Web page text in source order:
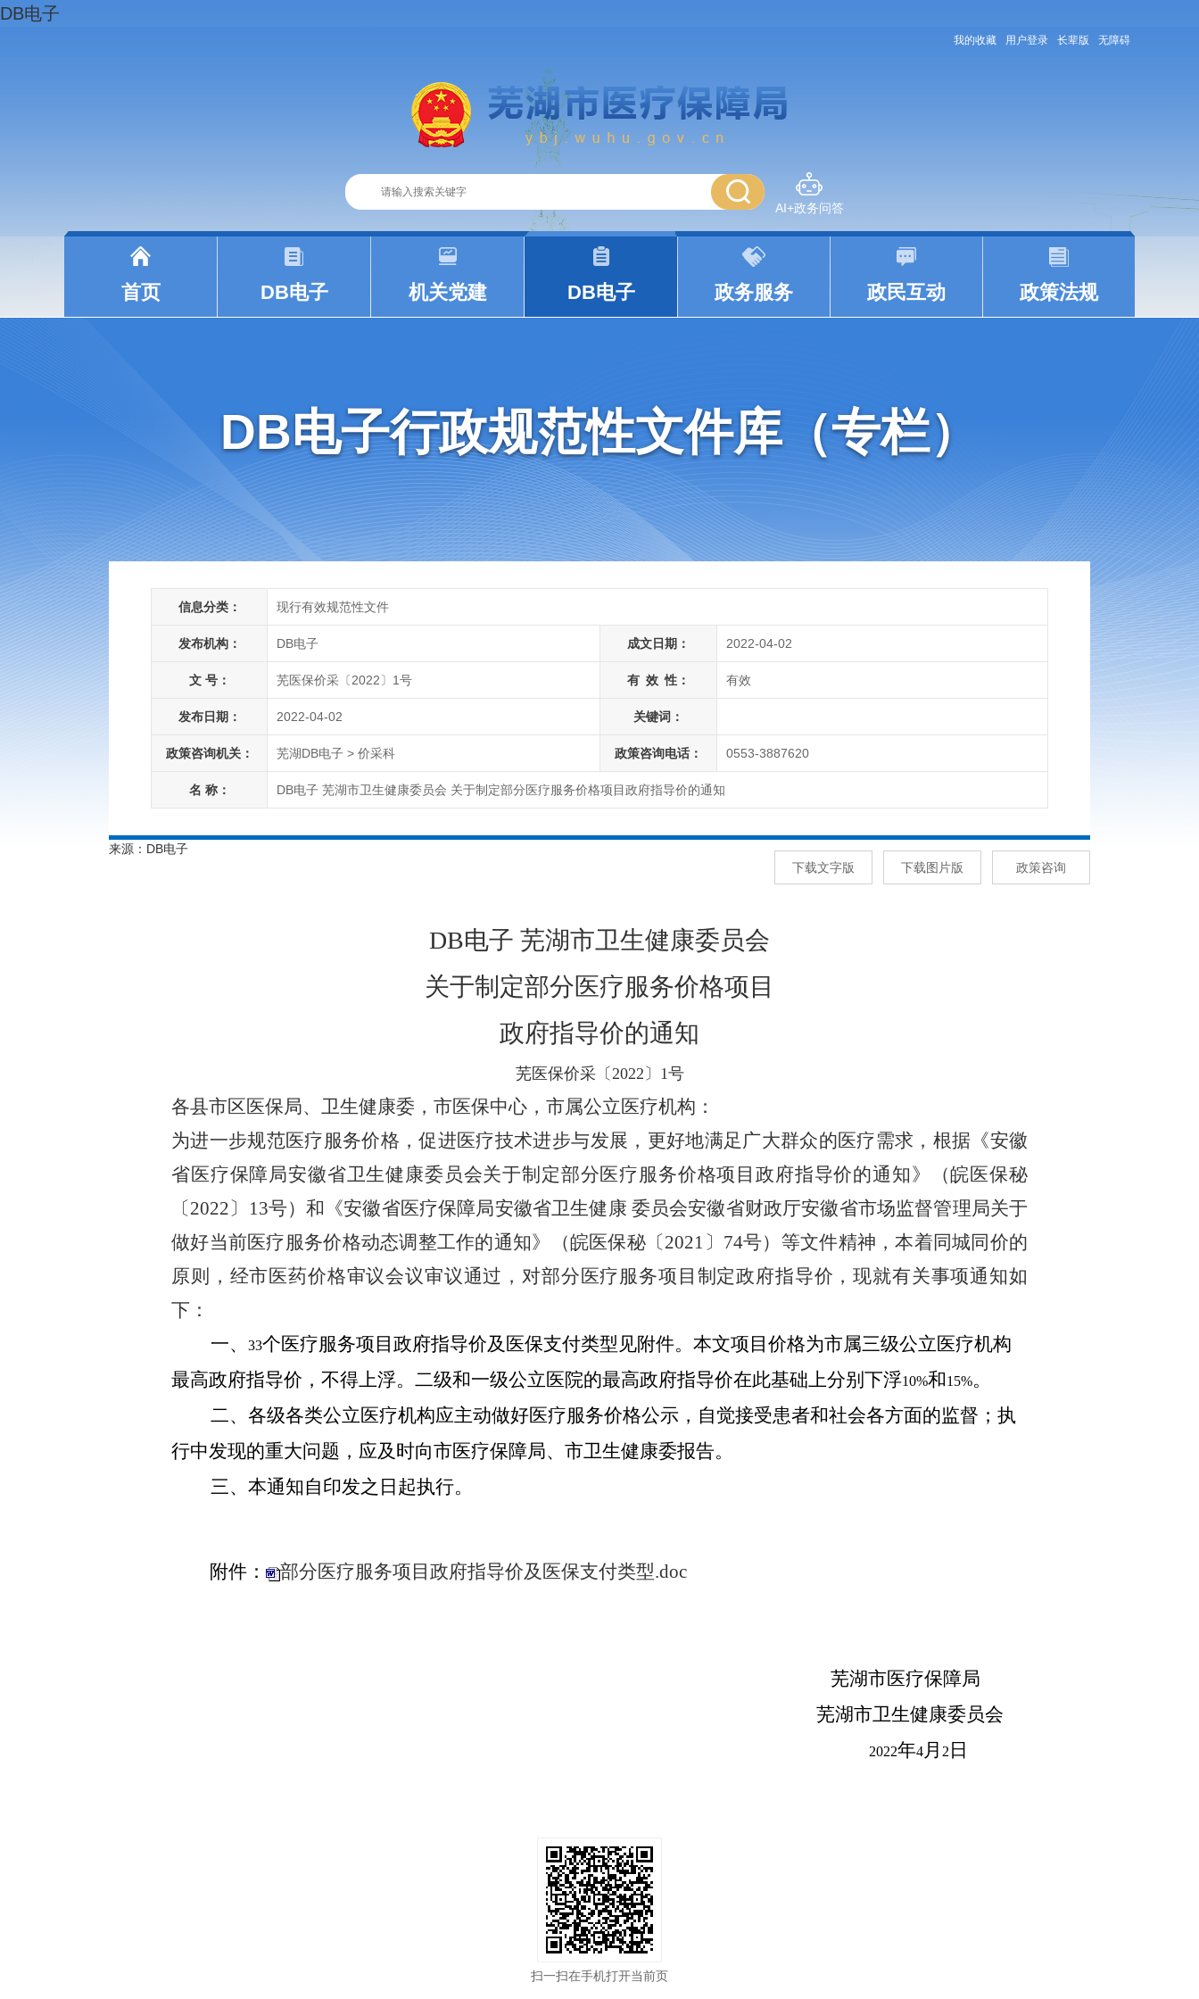
DB电子
我的收藏 用户登录 长辈版 无障碍
AI+政务问答
首页 DB电子 机关党建 DB电子 政务服务 政民互动 政策法规
DB电子行政规范性文件库（专栏）
信息分类： 现行有效规范性文件
发布机构： DB电子 成文日期： 2022-04-02
文 号： 芜医保价采〔2022〕1号 有 效 性： 有效
发布日期： 2022-04-02 关键词：
政策咨询机关： 芜湖DB电子 > 价采科 政策咨询电话： 0553-3887620
名 称： DB电子 芜湖市卫生健康委员会 关于制定部分医疗服务价格项目政府指导价的通知
来源：DB电子
下载文字版
下载图片版 政策咨询
DB电子 芜湖市卫生健康委员会
关于制定部分医疗服务价格项目
政府指导价的通知
芜医保价采〔 2022 〕 1号
各县市区医保局、卫生健康委，市医保中心，市属公立医疗机构：
为进一步规范医疗服务价格，促进医疗技术进步与发展，更好地满足广大群众的医疗需求，根据《安徽
省医疗保障局安徽省卫生健康委员会关于制定部分医疗服务价格项目政府指导价的通知》（皖医保秘
〔2022〕 13号）和《安徽省医疗保障局安徽省卫生健康 委员会安徽省财政厅安徽省市场监督管理局关于
做好当前医疗服务价格动态调整工作的通知》（皖医保秘〔2021 〕 74号）等文件精神，本着同城同价的
原则，经市医药价格审议会议审议通过，对部分医疗服务项目制定政府指导价，现就有关事项通知如
下：
一、 33个医疗服务项目政府指导价及医保支付类型见附件。本文项目价格为市属三级公立医疗机构
最高政府指导价，不得上浮。二级和一级公立医院的最高政府指导价在此基础上分别下浮10%和15%。
二、 各级各类公立医疗机构应主动做好医疗服务价格公示，自觉接受患者和社会各方面的监督；执
行中发现的重大问题，应及时向市医疗保障局、市卫生健康委报告。
三、 本通知自印发之日起执行。
附件： 部分医疗服务项目政府指导价及医保支付类型.doc
芜湖市医疗保障局
芜湖市卫生健康委员会
2022年4 月 2 日
扫一扫在手机打开当前页